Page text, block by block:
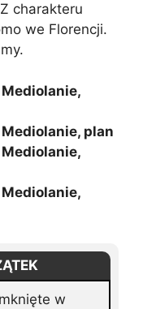
charakteru
we Florencji.
plan
w